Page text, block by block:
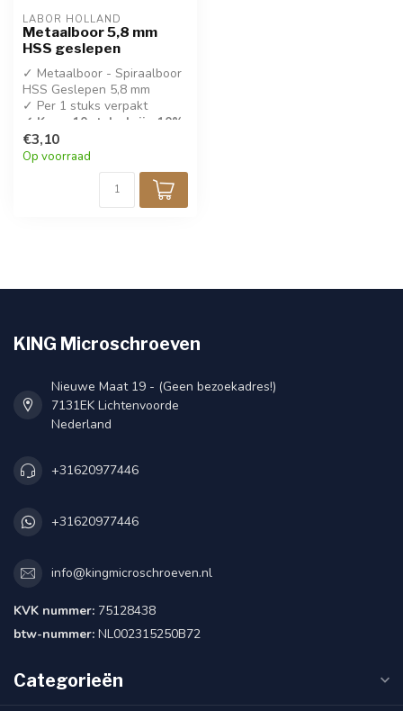
LABOR HOLLAND
Metaalboor 5,8 mm
HSS geslepen
✓ Metaalboor - Spiraalboor
HSS Geslepen 5,8 mm
✓ Per 1 stuks verpakt
✓ Koop 10 stuks krijg 10%
korting!
€3,10
Op voorraad
KING Microschroeven
Nieuwe Maat 19 - (Geen bezoekadres!)
7131EK Lichtenvoorde
Nederland
+31620977446
+31620977446
info@kingmicroschroeven.nl
KVK nummer: 75128438
btw-nummer: NL002315250B72
Categorieën